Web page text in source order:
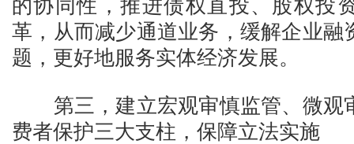
的协同性，推进债权直投、股权投
革，从而减少通道业务，缓解企业融
题，更好地服务实体经济发展。
第三，建立宏观审慎监管、微观
费者保护三大支柱，保障立法实施